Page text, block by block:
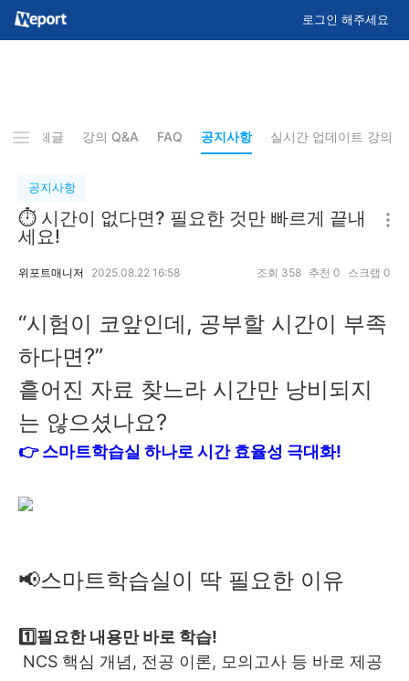
로그인 해주세요
전체글 강의 Q&A FAQ 공지사항 실시간 업데이트 강의
공지사항
⏱ 시간이 없다면? 필요한 것만 빠르게 끝내
세요!
위포트매니저 2025.08.22 16:58 조회 358 추천 0 스크랩 0
“시험이 코앞인데, 공부할 시간이 부족
하다면?”
흩어진 자료 찾느라 시간만 낭비되지
는 않으셨나요?
👉 스마트학습실 하나로 시간 효율성 극대화!
📢스마트학습실이 딱 필요한 이유
1️⃣필요한 내용만 바로 학습!
NCS 핵심 개념, 전공 이론, 모의고사 등 바로 제공